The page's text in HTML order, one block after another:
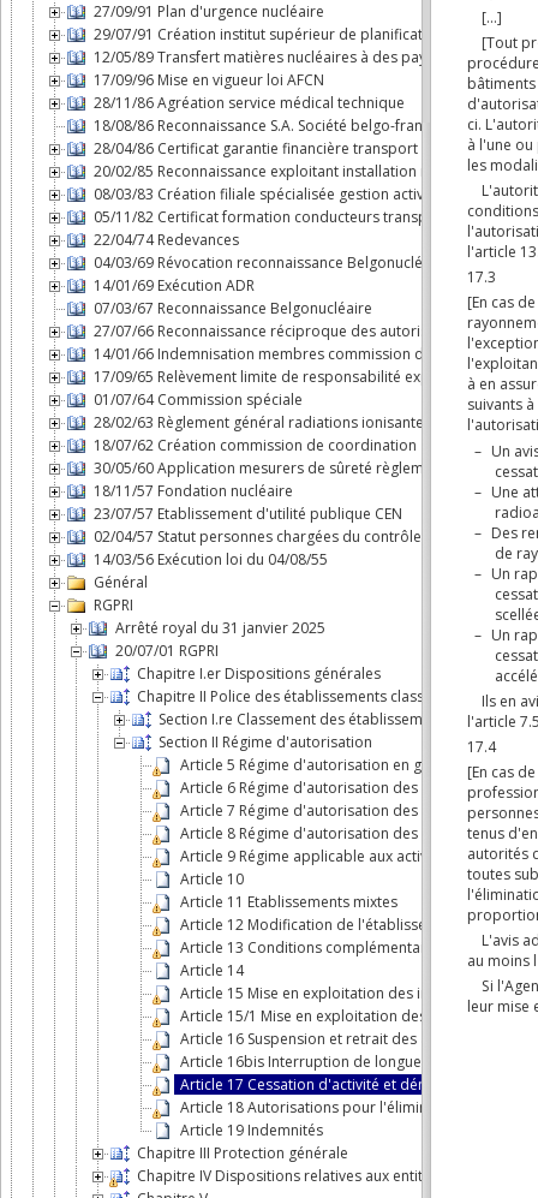
27/09/91 Plan d'urgence nucléaire
29/07/91 Création institut supérieur de planification d'urgence
12/05/89 Transfert matières nucléaires à des pays non dotés
17/09/96 Mise en vigueur loi AFCN
28/11/86 Agréation service médical technique
18/08/86 Reconnaissance S.A. Société belgo-française d'énergie
28/04/86 Certificat garantie financière transport substances
20/02/85 Reconnaissance exploitant installation nucléaire
08/03/83 Création filiale spécialisée gestion activités du cycle
05/11/82 Certificat formation conducteurs transport par route
22/04/74 Redevances
04/03/69 Révocation reconnaissance Belgonucléaire
14/01/69 Exécution ADR
07/03/67 Reconnaissance Belgonucléaire
27/07/66 Reconnaissance réciproque des autorisations dans le
14/01/66 Indemnisation membres commission d'agréation des
17/09/65 Relèvement limite de responsabilité exploitant
01/07/64 Commission spéciale
28/02/63 Règlement général radiations ionisantes
18/07/62 Création commission de coordination
30/05/60 Application mesurers de sûreté règlement n°3 du
18/11/57 Fondation nucléaire
23/07/57 Etablissement d'utilité publique CEN
02/04/57 Statut personnes chargées du contrôle en exécution
14/03/56 Exécution loi du 04/08/55
Général
RGPRI
Arrêté royal du 31 janvier 2025
20/07/01 RGPRI
Chapitre I.er Dispositions générales
Chapitre II Police des établissements classés
Section I.re Classement des établissements où sont
Section II Régime d'autorisation
Article 5 Régime d'autorisation en général
Article 6 Régime d'autorisation des établissements
Article 7 Régime d'autorisation des établissements
Article 8 Régime d'autorisation des établissements
Article 9 Régime applicable aux activités
Article 10
Article 11 Etablissements mixtes
Article 12 Modification de l'établissement
Article 13 Conditions complémentaires et
Article 14
Article 15 Mise en exploitation des installations
Article 15/1 Mise en exploitation des installations
Article 16 Suspension et retrait des autorisations
Article 16bis Interruption de longue durée d'une
Article 17 Cessation d'activité et démantèlement
Article 18 Autorisations pour l'élimination, le
Article 19 Indemnités
Chapitre III Protection générale
Chapitre IV Dispositions relatives aux entités que